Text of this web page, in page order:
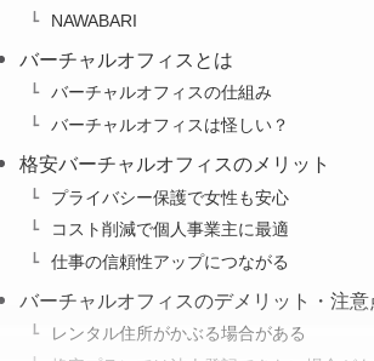
NAWABARI
バーチャルオフィスとは
バーチャルオフィスの仕組み
バーチャルオフィスは怪しい？
格安バーチャルオフィスのメリット
プライバシー保護で女性も安心
コスト削減で個人事業主に最適
仕事の信頼性アップにつながる
バーチャルオフィスのデメリット・注意
レンタル住所がかぶる場合がある